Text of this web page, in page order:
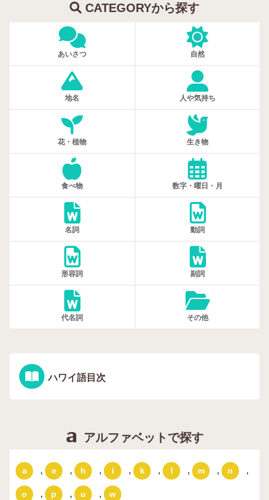
CATEGORYから探す
あいさつ 自然
地名 人や気持ち
花・植物 生き物
食べ物 数字・曜日・月
名詞 動詞
形容詞 副詞
代名詞 その他
ハワイ語目次
アルファベットで探す
a , e , h , i , k , l , m , n ,
o , p , u , w